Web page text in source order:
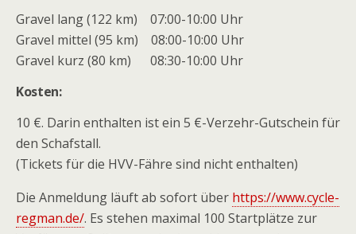
Gravel lang (122 km) 07:00-10:00 Uhr
Gravel mittel (95 km) 08:00-10:00 Uhr
Gravel kurz (80 km) 08:30-10:00 Uhr
Kosten:
10 €. Darin enthalten ist ein 5 €-Verzehr-Gutschein für
den Schafstall.
(Tickets für die HVV-Fähre sind nicht enthalten)
Die Anmeldung läuft ab sofort über https://www.cycle-
regman.de/. Es stehen maximal 100 Startplätze zur